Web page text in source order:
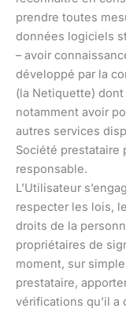
prendre toutes
données logiciels
– avoir
développé par la
(la Netiquette)
notamment avoir
autres services
Société prestataire
responsable.
L’Utilisateur
respecter les lois,
droits de la
propriétaires de
moment, sur
prestataire,
vérifications qu’il a